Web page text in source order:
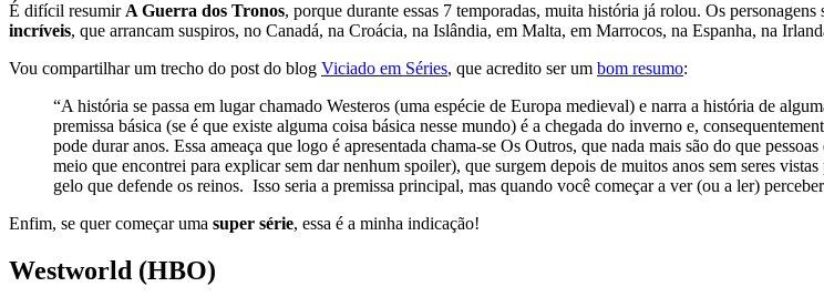
É difícil resumir A Guerra dos Tronos, porque durante essas 7 temporadas, muita história já rolou. Os
incríveis, que arrancam suspiros, no Canadá, na Croácia, na Islândia, em Malta, em Marrocos, na Espanha, na
Vou compartilhar um trecho do post do blog Viciado em Séries, que acredito ser um bom resumo:
“A história se passa em lugar chamado Westeros (uma espécie de Europa medieval) e narra a história de
premissa básica (se é que existe alguma coisa básica nesse mundo) é a chegada do inverno e,
pode durar anos. Essa ameaça que logo é apresentada chama-se Os Outros, que nada mais são do que
meio que encontrei para explicar sem dar nenhum spoiler), que surgem depois de muitos anos sem seres
gelo que defende os reinos. Isso seria a premissa principal, mas quando você começar a ver (ou a ler)
Enfim, se quer começar uma super série, essa é a minha indicação!
Westworld (HBO)